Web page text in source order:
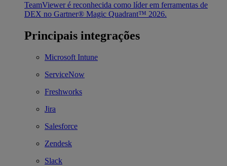
TeamViewer é reconhecida como líder em ferramentas de
DEX no Gartner® Magic Quadrant™ 2026.
Principais integrações
Microsoft Intune
ServiceNow
Freshworks
Jira
Salesforce
Zendesk
Slack